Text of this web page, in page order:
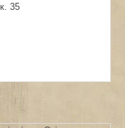
35